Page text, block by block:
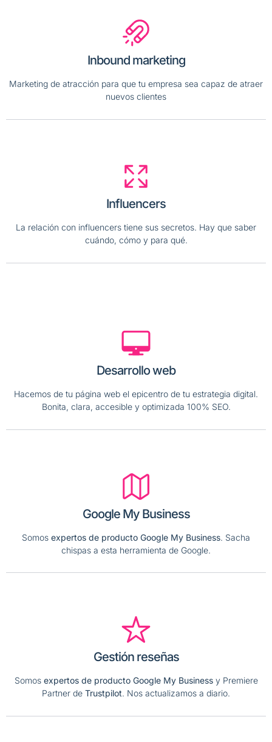
Inbound marketing
Marketing de atracción para que tu empresa sea capaz de atraer
nuevos clientes
Influencers
La relación con influencers tiene sus secretos. Hay que saber
cuándo, cómo y para qué.
Desarrollo web
Hacemos de tu página web el epicentro de tu estrategia digital.
Bonita, clara, accesible y optimizada 100% SEO.
Google My Business
Somos expertos de producto Google My Business. Sacha
chispas a esta herramienta de Google.
Gestión reseñas
Somos expertos de producto Google My Businessy Premiere
Partner de Trustpilot. Nos actualizamos a diario.